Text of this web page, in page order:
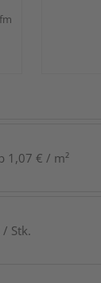
1,07 € / m²
Stk.